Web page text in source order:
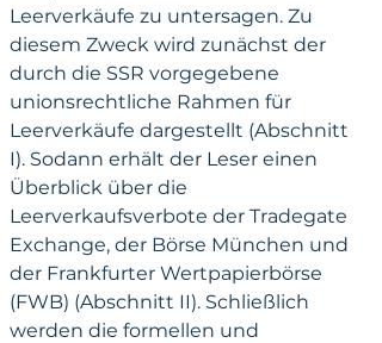
Leerverkäufe zu untersagen. Zu
diesem Zweck wird zunächst der
durch die SSR vorgegebene
unionsrechtliche Rahmen für
Leerverkäufe dargestellt (Abschnitt
I). Sodann erhält der Leser einen
Überblick über die
Leerverkaufsverbote der Tradegate
Exchange, der Börse München und
der Frankfurter Wertpapierbörse
(FWB) (Abschnitt II). Schließlich
werden die formellen und